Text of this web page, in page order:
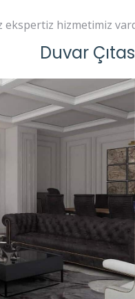
hizmetimiz
Duvar